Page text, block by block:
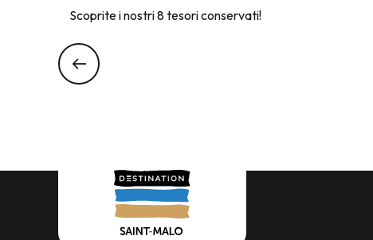
Scoprite i nostri 8 tesori conservati!